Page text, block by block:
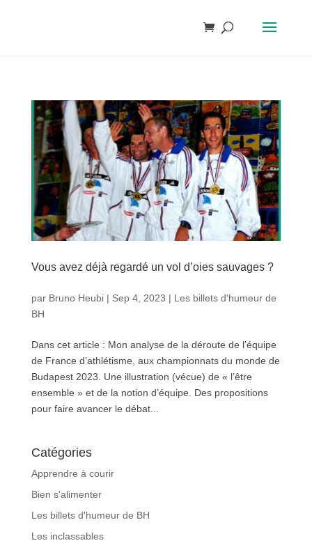
Vous avez déjà regardé un vol d’oies sauvages ?
par Bruno Heubi| Sep 4, 2023 | Les billets d'humeur de
BH
Dans cet article : Mon analyse de la déroute de l’équipe
de France d’athlétisme, aux championnats du monde de
Budapest 2023. Une illustration (vécue) de « l’être
ensemble » et de la notion d’équipe. Des propositions
pour faire avancer le débat...
Catégories
Apprendre à courir
Bien s'alimenter
Les billets d'humeur de BH
Les inclassables